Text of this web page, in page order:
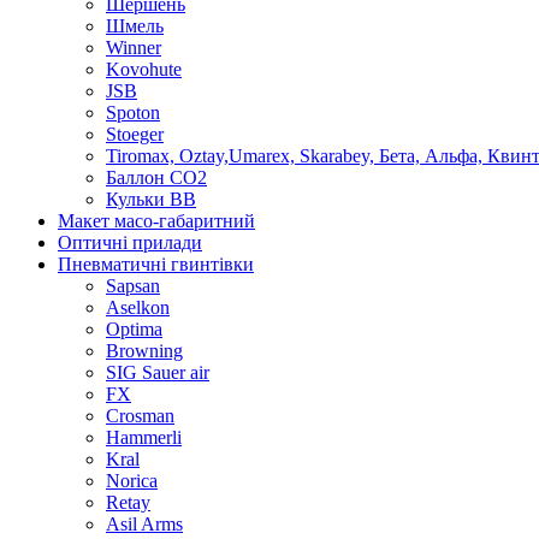
Шмель
Winner
Kovohute
JSB
Spoton
Stoeger
Tiromax, Oztay,Umarex, Skarabey, Бета, Альфа,
Баллон CO2
Кульки ВВ
Макет масо-габаритний
Оптичні прилади
Пневматичні гвинтівки
Sapsan
Aselkon
Optima
Browning
SIG Sauer air
FX
Crosman
Hammerli
Kral
Norica
Retay
Asil Arms